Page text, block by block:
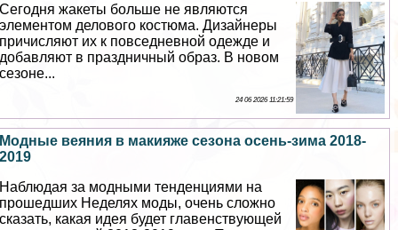
Сегодня жакеты больше не являются
элементом делового костюма. Дизайнеры
причисляют их к повседневной одежде и
добавляют в праздничный образ. В новом
сезоне...
24 06 2026 11:21:59
Модные веяния в макияже сезона осень-зима 2018-
2019
Наблюдая за модными тенденциями на
прошедших Неделях моды, очень сложно
сказать, какая идея будет главенствующей